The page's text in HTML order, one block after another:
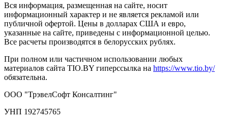
Вся информация, размещенная на сайте, носит
информационный характер и не является рекламой или
публичной офертой. Цены в долларах США и евро,
указанные на сайте, приведены с информационной целью.
Все расчеты производятся в белорусских рублях.
При полном или частичном использовании любых
материалов сайта TIO.BY гиперссылка на https://www.tio.by/
обязательна.
ООО "ТрэвелСофт Консалтинг"
УНП 192745765